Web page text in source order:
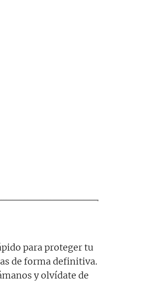
para proteger tu
de forma definitiva.
y olvídate de